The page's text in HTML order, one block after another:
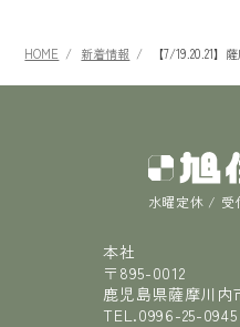
HOME 新着情報 【7/19.20.21】
水曜定休 / 受
本社
〒895-0012
鹿児島県薩摩川内
TEL.0996-25-0945